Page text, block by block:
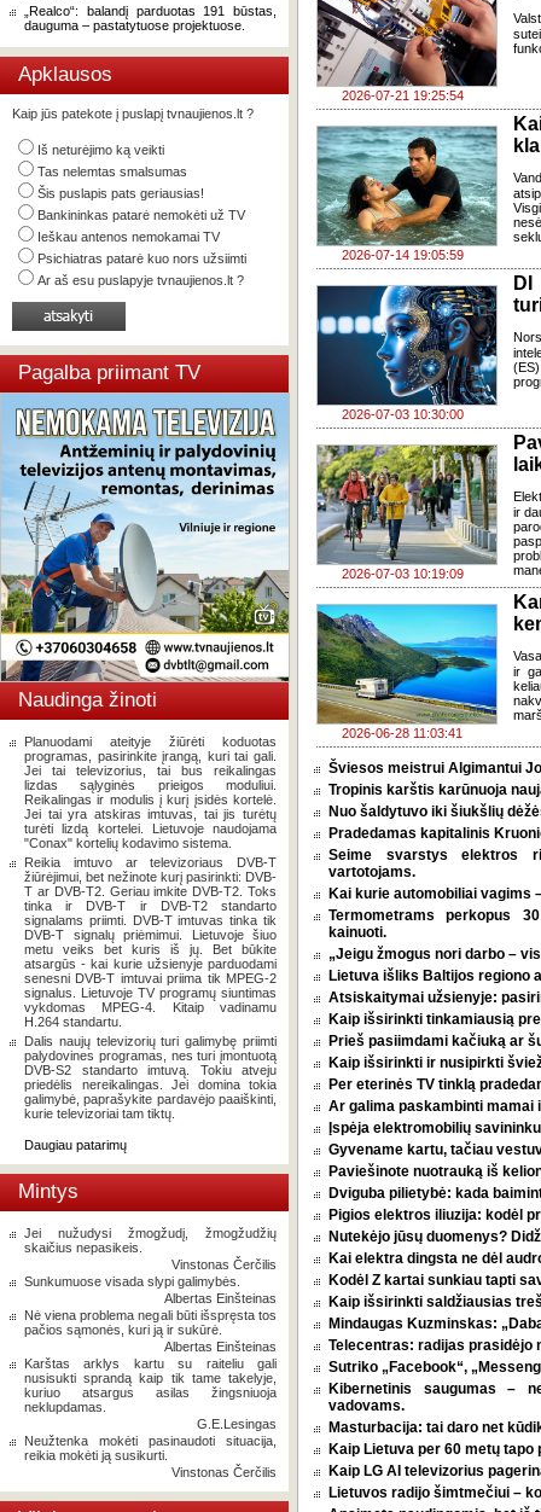
„Realco“: balandį parduotas 191 būstas,
dauguma – pastatytuose projektuose.
Apklausos
Kaip jūs patekote į puslapį tvnaujienos.lt ?
Iš neturėjimo ką veikti
Tas nelemtas smalsumas
Šis puslapis pats geriausias!
Bankininkas patarė nemokėti už TV
Ieškau antenos nemokamai TV
Psichiatras patarė kuo nors užsiimti
Ar aš esu puslapyje tvnaujienos.lt ?
Pagalba priimant TV
Naudinga žinoti
Planuodami ateityje žiūrėti koduotas
programas, pasirinkite įrangą, kuri tai gali.
Jei tai televizorius, tai bus reikalingas
lizdas sąlyginės prieigos moduliui.
Reikalingas ir modulis į kurį įsidės kortelė.
Jei tai yra atskiras imtuvas, tai jis turėtų
turėti lizdą kortelei. Lietuvoje naudojama
"Conax" kortelių kodavimo sistema.
Reikia imtuvo ar televizoriaus DVB-T
žiūrėjimui, bet nežinote kurį pasirinkti: DVB-
T ar DVB-T2. Geriau imkite DVB-T2. Toks
tinka ir DVB-T ir DVB-T2 standarto
signalams priimti. DVB-T imtuvas tinka tik
DVB-T signalų priėmimui. Lietuvoje šiuo
metu veiks bet kuris iš jų. Bet būkite
atsargūs - kai kurie užsienyje parduodami
senesni DVB-T imtuvai priima tik MPEG-2
signalus. Lietuvoje TV programų siuntimas
vykdomas MPEG-4. Kitaip vadinamu
H.264 standartu.
Dalis naujų televizorių turi galimybę priimti
palydovines programas, nes turi įmontuotą
DVB-S2 standarto imtuvą. Tokiu atveju
priedėlis nereikalingas. Jei domina tokia
galimybė, paprašykite pardavėjo paaiškinti,
kurie televizoriai tam tiktų.
Daugiau patarimų
Mintys
Jei nužudysi žmogžudį, žmogžudžių
skaičius nepasikeis.
Vinstonas Čerčilis
Sunkumuose visada slypi galimybės.
Albertas Einšteinas
Nė viena problema negali būti išspręsta tos
pačios sąmonės, kuri ją ir sukūrė.
Albertas Einšteinas
Karštas arklys kartu su raiteliu gali
nusisukti sprandą kaip tik tame takelyje,
kuriuo atsargus asilas žingsniuoja
neklupdamas.
G.E.Lesingas
Neužtenka mokėti pasinaudoti situacija,
reikia mokėti ją susikurti.
Vinstonas Čerčilis
2026-07-21 19:25:54
2026-07-14 19:05:59
2026-07-03 10:30:00
2026-07-03 10:19:09
ir
2026-06-28 11:03:41
ir
Šviesos meistrui Algimantui
Tropinis karštis karūnuoja
Nuo šaldytuvo iki šiukšlių
Pradedamas kapitalinis
Seime svarstys elektros
vartotojams.
Kai kurie automobiliai vagims
Termometrams perkopus
kainuoti.
„Jeigu žmogus nori darbo –
Lietuva išliks Baltijos regiono
Atsiskaitymai užsienyje:
Kaip išsirinkti tinkamiausią
Prieš pasiimdami kačiuką ar
Kaip išsirinkti ir nusipirkti
Per eterinės TV tinklą
Ar galima paskambinti mamai
Įspėja elektromobilių
Gyvename kartu, tačiau
Paviešinote nuotrauką iš
Dviguba pilietybė: kada
Pigios elektros iliuzija: kodėl
Nutekėjo jūsų duomenys?
Kai elektra dingsta ne dėl
Kodėl Z kartai sunkiau tapti
Kaip išsirinkti saldžiausias
Mindaugas Kuzminskas:
Telecentras: radijas prasidėjo
Sutriko „Facebook“,
Kibernetinis saugumas –
vadovams.
Masturbacija: tai daro net
Kaip Lietuva per 60 metų
Kaip LG AI televizorius
Lietuvos radijo šimtmečiui –